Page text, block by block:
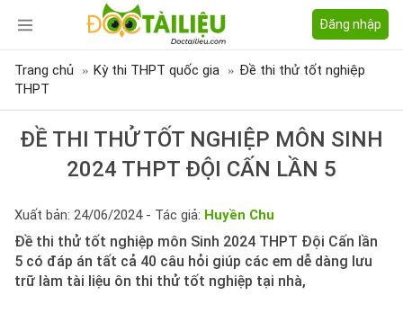
Đăng nhập
Trang chủ Kỳ thi THPT quốc gia
Đề thi thử tốt nghiệp
THPT
ĐỀ THI THỬ TỐT NGHIỆP MÔN SINH
2024 THPT ĐỘI CẤN LẦN 5
Xuất bản: 24/06/2024 - Tác giả: Huyền Chu
Đề thi thử tốt nghiệp môn Sinh 2024 THPT Đội Cấn lần
5 có đáp án tất cả 40 câu hỏi giúp các em dễ dàng lưu
trữ làm tài liệu ôn thi thử tốt nghiệp tại nhà,